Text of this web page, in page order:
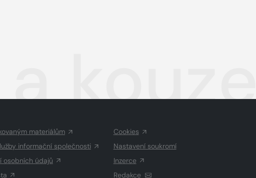
materiálům
informační společnosti
osobních údajů
Cookies
Nastavení soukromí
Inzerce
Redakce